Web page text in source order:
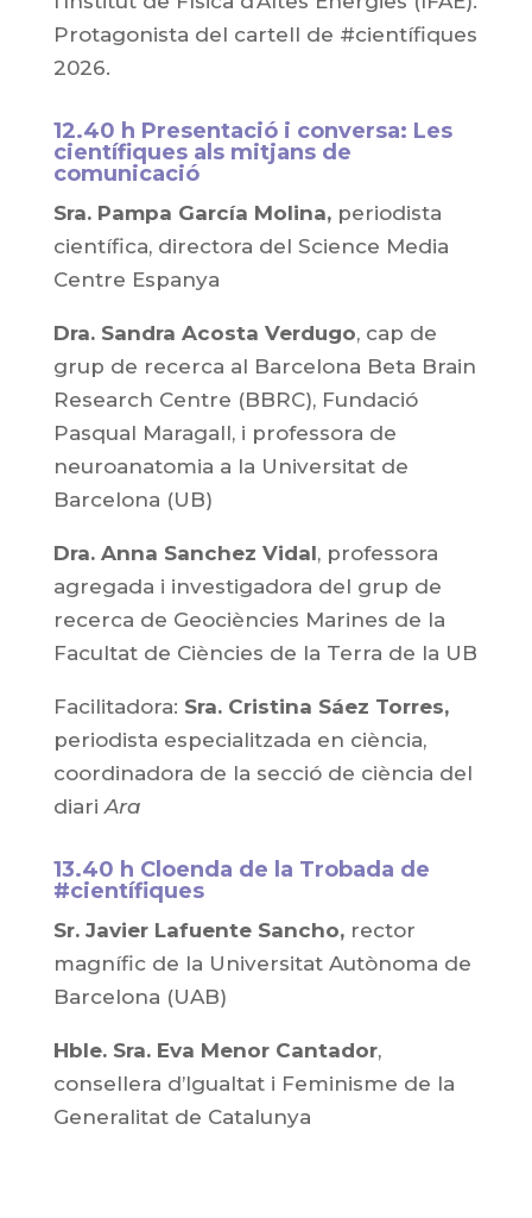
Protagonista del cartell de #científiques
2026.
12.40 h Presentació i conversa: Les
científiques als mitjans de
comunicació
Sra. Pampa García Molina, periodista
científica, directora del Science Media
Centre Espanya
Dra. Sandra Acosta Verdugo, cap de
grup de recerca al Barcelona Beta Brain
Research Centre (BBRC), Fundació
Pasqual Maragall, i professora de
neuroanatomia a la Universitat de
Barcelona (UB)
Dra. Anna Sanchez Vidal, professora
agregada i investigadora del grup de
recerca de Geociències Marines de la
Facultat de Ciències de la Terra de la UB
Facilitadora: Sra. Cristina Sáez Torres,
periodista especialitzada en ciència,
coordinadora de la secció de ciència del
diari Ara
13.40 h Cloenda de la Trobada de
#científiques
Sr. Javier Lafuente Sancho, rector
magnífic de la Universitat Autònoma de
Barcelona (UAB)
Hble. Sra. Eva Menor Cantador,
consellera d’Igualtat i Feminisme de la
Generalitat de Catalunya